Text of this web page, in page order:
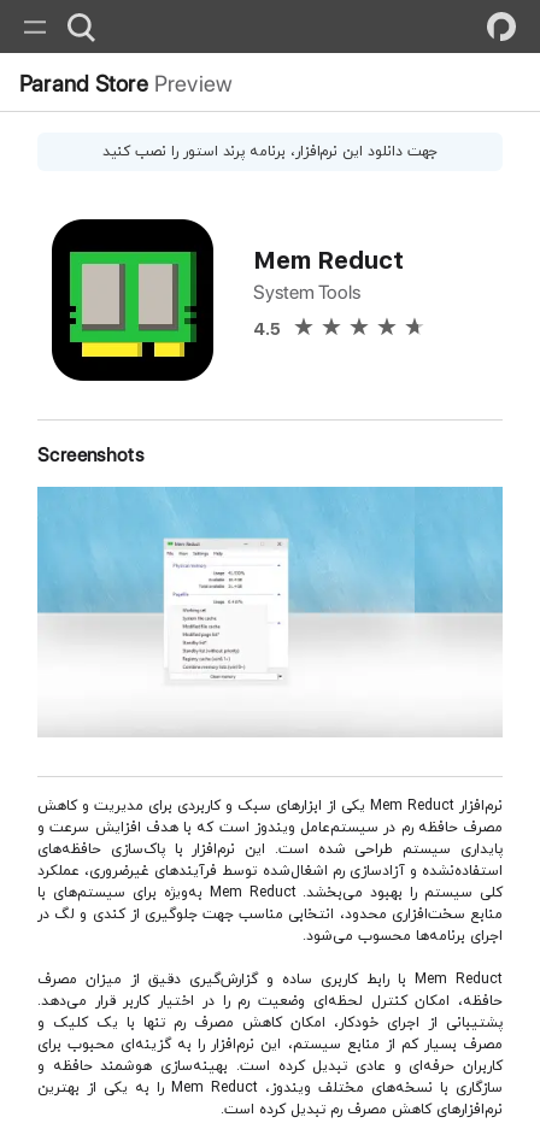
Parand Store Preview
جهت دانلود این نرم‌افزار، برنامه پرند استور را نصب کنید
Mem Reduct
System Tools
4.5
Screenshots
نرم‌افزار Mem Reduct یکی از ابزارهای سبک و کاربردی برای مدیریت و کاهش
مصرف حافظه رم در سیستم‌عامل ویندوز است که با هدف افزایش سرعت و
پایداری سیستم طراحی شده است. این نرم‌افزار با پاک‌سازی حافظه‌های
استفاده‌نشده و آزادسازی رم اشغال‌شده توسط فرآیندهای غیرضروری، عملکرد
کلی سیستم را بهبود می‌بخشد. Mem Reduct به‌ویژه برای سیستم‌های با
منابع سخت‌افزاری محدود، انتخابی مناسب جهت جلوگیری از کندی و لگ در
اجرای برنامه‌ها محسوب می‌شود.
Mem Reduct با رابط کاربری ساده و گزارش‌گیری دقیق از میزان مصرف
حافظه، امکان کنترل لحظه‌ای وضعیت رم را در اختیار کاربر قرار می‌دهد.
پشتیبانی از اجرای خودکار، امکان کاهش مصرف رم تنها با یک کلیک و
مصرف بسیار کم از منابع سیستم، این نرم‌افزار را به گزینه‌ای محبوب برای
کاربران حرفه‌ای و عادی تبدیل کرده است. بهینه‌سازی هوشمند حافظه و
سازگاری با نسخه‌های مختلف ویندوز، Mem Reduct را به یکی از بهترین
نرم‌افزارهای کاهش مصرف رم تبدیل کرده است.